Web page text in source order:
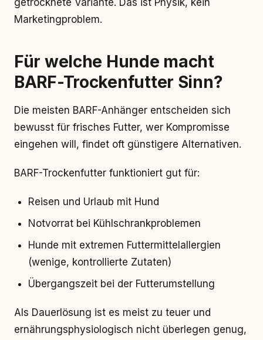
getrocknete Variante. Das ist Physik, kein
Marketingproblem.
Für welche Hunde macht
BARF-Trockenfutter Sinn?
Die meisten BARF-Anhänger entscheiden sich
bewusst für frisches Futter, wer Kompromisse
eingehen will, findet oft günstigere Alternativen.
BARF-Trockenfutter funktioniert gut für:
Reisen und Urlaub mit Hund
Notvorrat bei Kühlschrankproblemen
Hunde mit extremen Futtermittelallergien
(wenige, kontrollierte Zutaten)
Übergangszeit bei der Futterumstellung
Als Dauerlösung ist es meist zu teuer und
ernährungsphysiologisch nicht überlegen genug,